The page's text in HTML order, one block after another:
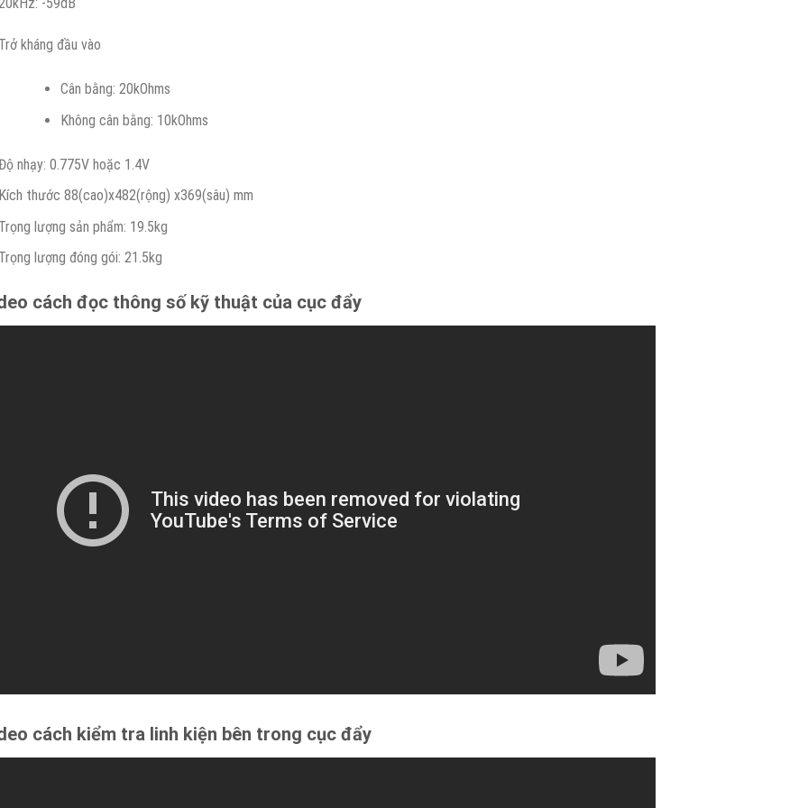
kháng đầu vào
Cân bằng: 20kOhms
Không cân bằng: 10kOhms
nhạy: 0.775V hoặc 1.4V
thước 88(cao)x482(rộng) x369(sâu) mm
lượng sản phẩm: 19.5kg
lượng đóng gói: 21.5kg
cách đọc thông số kỹ thuật của cục đẩy
cách kiểm tra linh kiện bên trong cục đẩy